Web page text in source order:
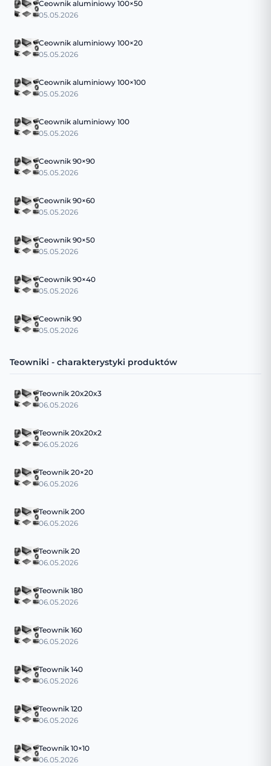
Ceownik aluminiowy 100×50
05.05.2026
Ceownik aluminiowy 100×20
05.05.2026
Ceownik aluminiowy 100×100
05.05.2026
Ceownik aluminiowy 100
05.05.2026
Ceownik 90×90
05.05.2026
Ceownik 90×60
05.05.2026
Ceownik 90×50
05.05.2026
Ceownik 90×40
05.05.2026
Ceownik 90
05.05.2026
Teowniki - charakterystyki produktów
Teownik 20x20x3
06.05.2026
Teownik 20x20x2
06.05.2026
Teownik 20×20
06.05.2026
Teownik 200
06.05.2026
Teownik 20
06.05.2026
Teownik 180
06.05.2026
Teownik 160
06.05.2026
Teownik 140
06.05.2026
Teownik 120
06.05.2026
Teownik 10×10
06.05.2026